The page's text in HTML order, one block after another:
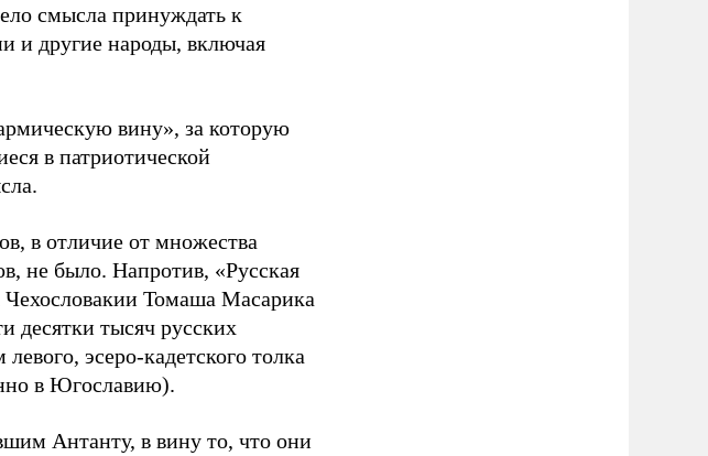
смысла принуждать к
и другие народы, включая
вину», за которую
в патриотической
в отличие от множества
не было. Напротив, «Русская
Томаша Масарика
десятки тысяч русских
эсеро-кадетского толка
в Югославию).
Антанту, в вину то, что они